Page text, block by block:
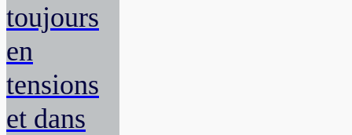
toujours
en
tensions
et dans